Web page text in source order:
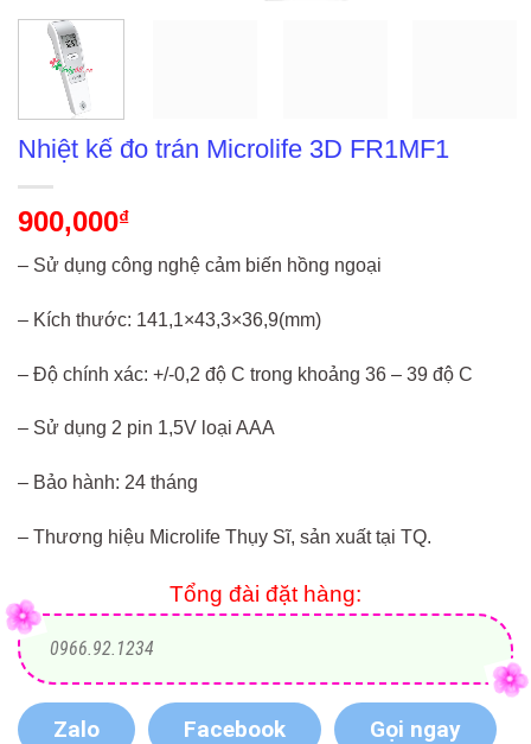
Nhiệt kế đo trán Microlife 3D FR1MF1
900,000₫
– Sử dụng công nghệ cảm biến hồng ngoại
– Kích thước: 141,1×43,3×36,9(mm)
– Độ chính xác: +/-0,2 độ C trong khoảng 36 – 39 độ C
– Sử dụng 2 pin 1,5V loại AAA
– Bảo hành: 24 tháng
– Thương hiệu Microlife Thụy Sĩ, sản xuất tại TQ.
Tổng đài đặt hàng:
0966.92.1234
Zalo Facebook Gọi ngay